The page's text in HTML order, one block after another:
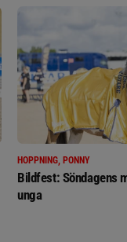
HOPPNING, PONNY
Bildfest: Söndagens
unga